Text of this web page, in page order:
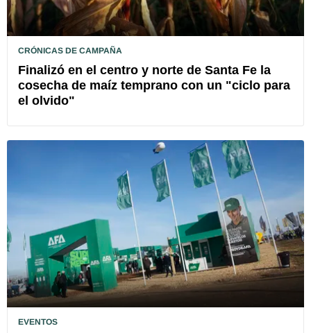
CRÓNICAS DE CAMPAÑA
Finalizó en el centro y norte de Santa Fe la
cosecha de maíz temprano con un "ciclo para
el olvido"
EVENTOS